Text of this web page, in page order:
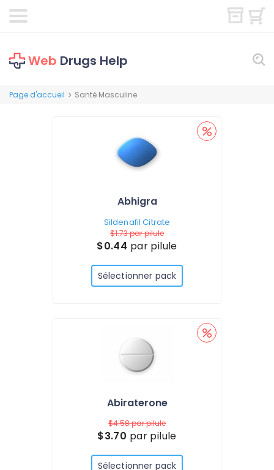
Web Drugs Help
Page d'accueil > Santé Masculine
Abhigra
Sildenafil Citrate
$1.73par pilule
$0.44 par pilule
Sélectionner pack
Abiraterone
$4.58par pilule
$3.70 par pilule
Sélectionner pack